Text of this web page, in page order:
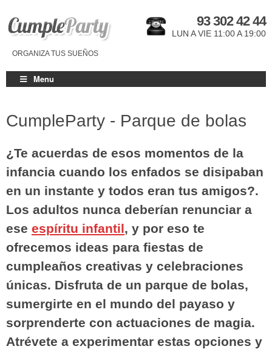
ORGANIZA TUS SUEÑOS
93 302 42 44
LUN A VIE 11:00 A 19:00
Menu
CumpleParty - Parque de bolas
¿Te acuerdas de esos momentos de la
infancia cuando los enfados se disipaban
en un instante y todos eran tus amigos?.
Los adultos nunca deberían renunciar a
ese espíritu infantil, y por eso te
ofrecemos ideas para fiestas de
cumpleaños creativas y celebraciones
únicas. Disfruta de un parque de bolas,
sumergirte en el mundo del payaso y
sorprenderte con actuaciones de magia.
Atrévete a experimentar estas opciones y